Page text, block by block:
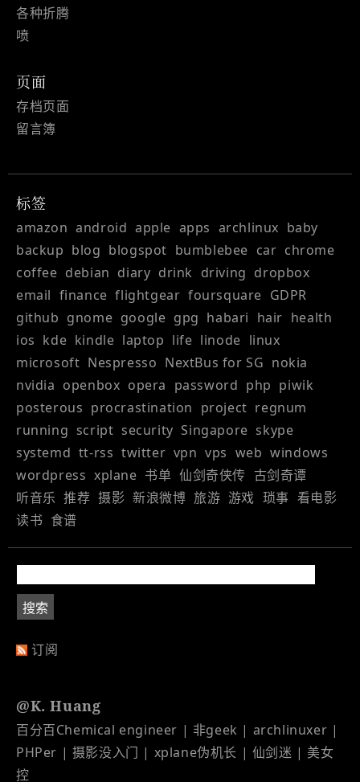
各种折腾
喷
页面
存档页面
留言簿
标签
amazon android apple apps archlinux baby
backup blog blogspot bumblebee car chrome
coffee debian diary drink driving dropbox
email finance flightgear foursquare GDPR
github gnome google gpg habari hair health
ios kde kindle laptop life linode linux
microsoft Nespresso NextBus for SG nokia
nvidia openbox opera password php piwik
posterous procrastination project regnum
running script security Singapore skype
systemd tt-rss twitter vpn vps web windows
wordpress xplane 书单 仙剑奇侠传 古剑奇谭
听音乐 推荐 摄影 新浪微博 旅游 游戏 琐事 看电影
读书 食谱
订阅
@K. Huang
百分百Chemical engineer | 非geek | archlinuxer |
PHPer | 摄影没入门 | xplane伪机长 | 仙剑迷 | 美女
控